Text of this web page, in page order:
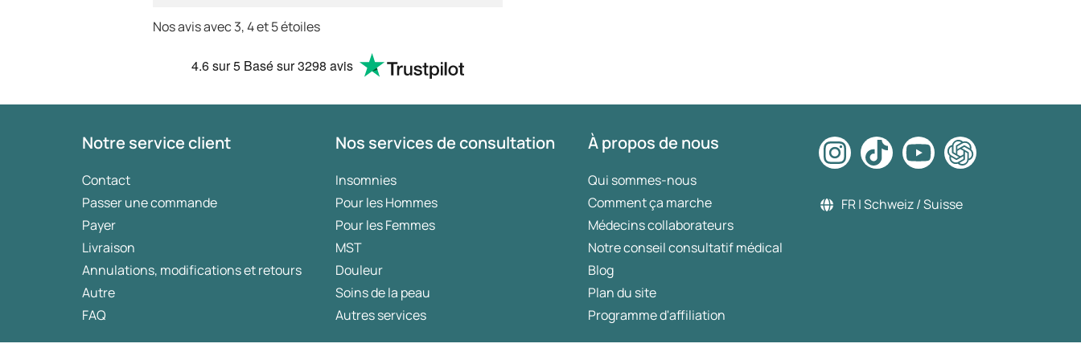
Nos avis avec 3, 4 et 5 étoiles
4.6sur 5 Basé sur3298 avis
Notre service client
Contact
Passer une commande
Payer
Livraison
Annulations, modifications et retours
Autre
FAQ
Nos services de consultation
Insomnies
Pour les Hommes
Pour les Femmes
MST
Douleur
Soins de la peau
Autres services
À propos de nous
Qui sommes-nous
Comment ça marche
Médecins collaborateurs
Notre conseil consultatif médical
Blog
Plan du site
Programme d'affiliation
FR | Schweiz / Suisse